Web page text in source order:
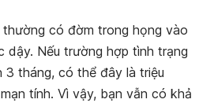
có đờm trong họng vào
dậy. Nếu trường hợp tình trạng
tháng, có thể đây là triệu
tính. Vì vậy, bạn vẫn có khả